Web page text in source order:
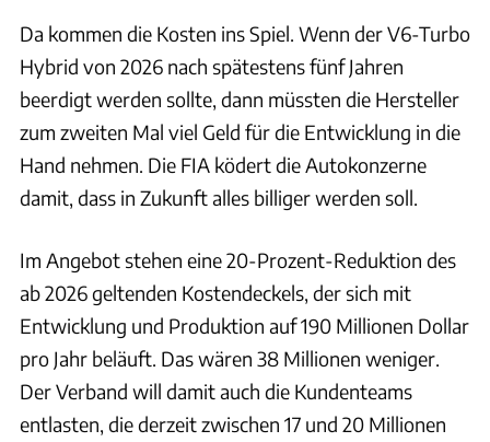
Da kommen die Kosten ins Spiel. Wenn der V6-Turbo
Hybrid von 2026 nach spätestens fünf Jahren
beerdigt werden sollte, dann müssten die Hersteller
zum zweiten Mal viel Geld für die Entwicklung in die
Hand nehmen. Die FIA ködert die Autokonzerne
damit, dass in Zukunft alles billiger werden soll.
Im Angebot stehen eine 20-Prozent-Reduktion des
ab 2026 geltenden Kostendeckels, der sich mit
Entwicklung und Produktion auf 190 Millionen Dollar
pro Jahr beläuft. Das wären 38 Millionen weniger.
Der Verband will damit auch die Kundenteams
entlasten, die derzeit zwischen 17 und 20 Millionen